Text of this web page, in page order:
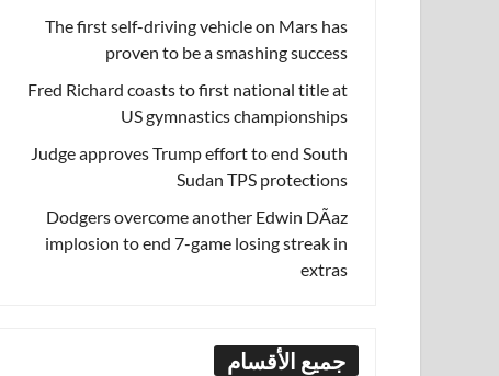
The first self-driving vehicle on Mars has
proven to be a smashing success
Fred Richard coasts to first national title at
US gymnastics championships
Judge approves Trump effort to end South
Sudan TPS protections
Dodgers overcome another Edwin DÃ­az
implosion to end 7-game losing streak in
extras
جميع الأقسام